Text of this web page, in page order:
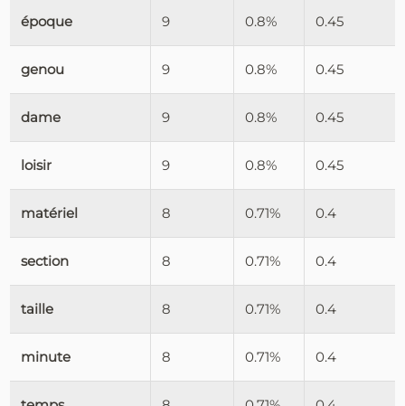
époque 9 0.8% 0.45
genou 9 0.8% 0.45
dame 9 0.8% 0.45
loisir 9 0.8% 0.45
matériel 8 0.71% 0.4
section 8 0.71% 0.4
taille 8 0.71% 0.4
minute 8 0.71% 0.4